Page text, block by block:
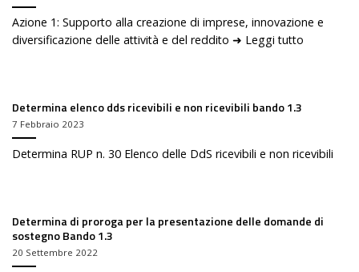
Azione 1: Supporto alla creazione di imprese, innovazione e
diversificazione delle attività e del reddito ➜ Leggi tutto
Determina elenco dds ricevibili e non ricevibili bando 1.3
7 Febbraio 2023
Determina RUP n. 30 Elenco delle DdS ricevibili e non ricevibili
Determina di proroga per la presentazione delle domande di
sostegno Bando 1.3
20 Settembre 2022